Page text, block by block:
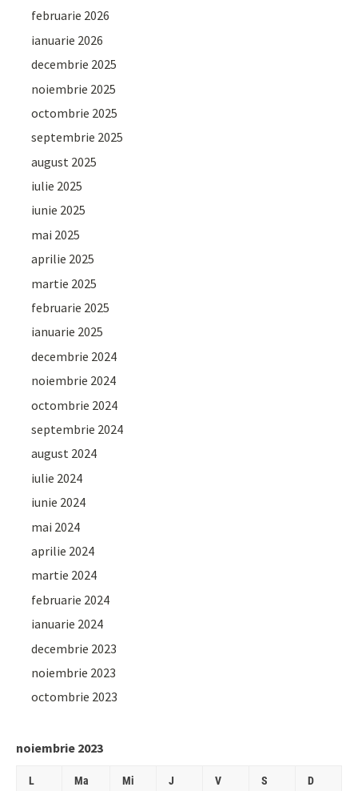
februarie 2026
ianuarie 2026
decembrie 2025
noiembrie 2025
octombrie 2025
septembrie 2025
august 2025
iulie 2025
iunie 2025
mai 2025
aprilie 2025
martie 2025
februarie 2025
ianuarie 2025
decembrie 2024
noiembrie 2024
octombrie 2024
septembrie 2024
august 2024
iulie 2024
iunie 2024
mai 2024
aprilie 2024
martie 2024
februarie 2024
ianuarie 2024
decembrie 2023
noiembrie 2023
octombrie 2023
noiembrie 2023
L Ma Mi J V S D